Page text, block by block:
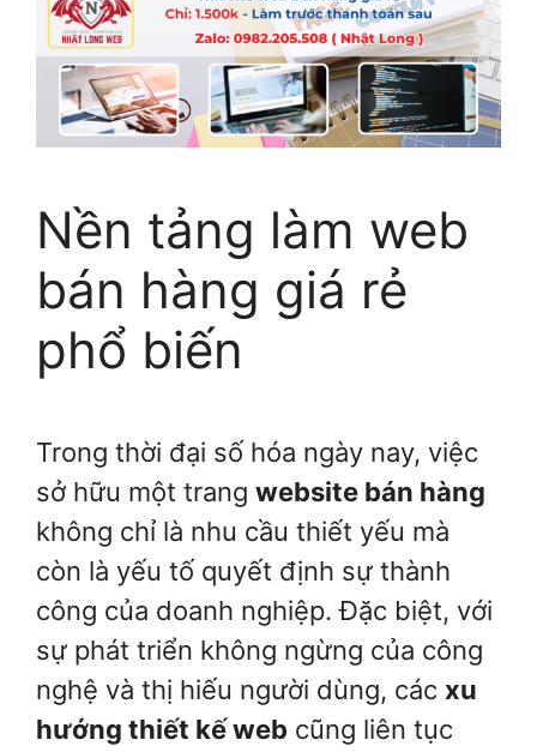
Nền tảng làm web
bán hàng giá rẻ
phổ biến
Trong thời đại số hóa ngày nay, việc
sở hữu một trang website bán hàng
không chỉ là nhu cầu thiết yếu mà
còn là yếu tố quyết định sự thành
công của doanh nghiệp. Đặc biệt, với
sự phát triển không ngừng của công
nghệ và thị hiếu người dùng, các xu
hướng thiết kế web cũng liên tục